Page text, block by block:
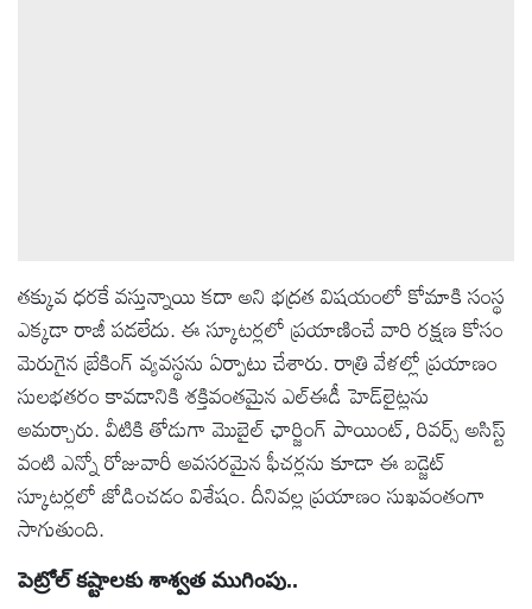
తక్కువ ధరకే వస్తున్నాయి కదా అని భద్రత విషయంలో కోమాకి సంస్థ
ఎక్కడా రాజీ పడలేదు. ఈ స్కూటర్లలో ప్రయాణించే వారి రక్షణ కోసం
మెరుగైన బ్రేకింగ్ వ్యవస్థను ఏర్పాటు చేశారు. రాత్రి వేళల్లో ప్రయాణం
సులభతరం కావడానికి శక్తివంతమైన ఎల్ఈడీ హెడ్‌లైట్లను
అమర్చారు. వీటికి తోడుగా మొబైల్ ఛార్జింగ్ పాయింట్, రివర్స్ అసిస్ట్
వంటి ఎన్నో రోజువారీ అవసరమైన ఫీచర్లను కూడా ఈ బడ్జెట్
స్కూటర్లలో జోడించడం విశేషం. దీనివల్ల ప్రయాణం సుఖవంతంగా
సాగుతుంది.
పెట్రోల్ కష్టాలకు శాశ్వత ముగింపు..